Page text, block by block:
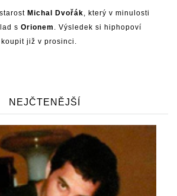
Michal Dvořák, který v minulosti
s Orionem . Výsledek si hiphopoví
již v prosinci.
NEJČTENĚJŠÍ